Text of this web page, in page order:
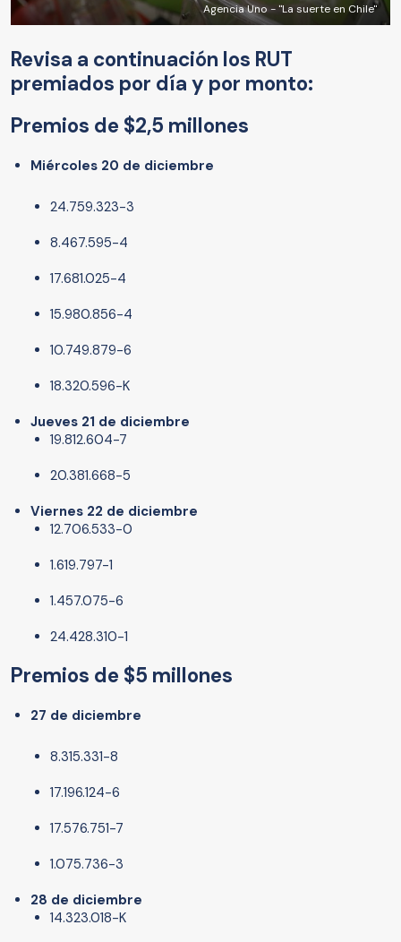
Agencia Uno - "La suerte en Chile"
Revisa a continuación los RUT
premiados por día y por monto:
Premios de $2,5 millones
Miércoles 20 de diciembre
24.759.323-3
8.467.595-4
17.681.025-4
15.980.856-4
10.749.879-6
18.320.596-K
Jueves 21 de diciembre
19.812.604-7
20.381.668-5
Viernes 22 de diciembre
12.706.533-0
1.619.797-1
1.457.075-6
24.428.310-1
Premios de $5 millones
27 de diciembre
8.315.331-8
17.196.124-6
17.576.751-7
1.075.736-3
28 de diciembre
14.323.018-K